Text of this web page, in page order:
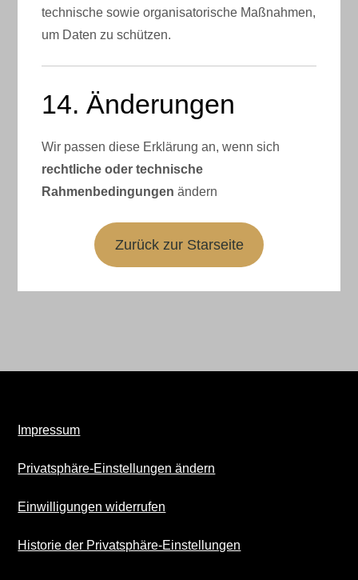
technische sowie organisatorische Maßnahmen,
um Daten zu schützen.
14. Änderungen
Wir passen diese Erklärung an, wenn sich
rechtliche oder technische
Rahmenbedingungen ändern
Zurück zur Starseite
Impressum
Privatsphäre-Einstellungen ändern
Einwilligungen widerrufen
Historie der Privatsphäre-Einstellungen